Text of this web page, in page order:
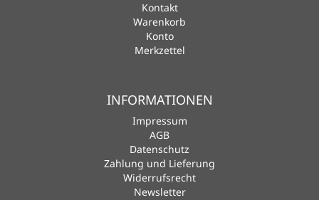
Kontakt
Warenkorb
Konto
Merkzettel
INFORMATIONEN
Impressum
AGB
Datenschutz
Zahlung und Lieferung
Widerrufsrecht
Newsletter